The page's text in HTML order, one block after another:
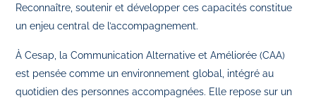
Reconnaître, soutenir et développer ces capacités constitue
un enjeu central de l’accompagnement.
À Cesap, la Communication Alternative et Améliorée (CAA)
est pensée comme un environnement global, intégré au
quotidien des personnes accompagnées. Elle repose sur un